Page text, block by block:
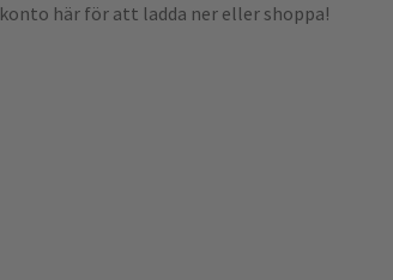
här för att ladda ner eller shoppa!